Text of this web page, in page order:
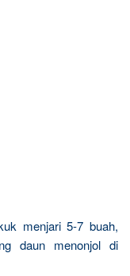
menjari 5-7 buah,
daun menonjol di